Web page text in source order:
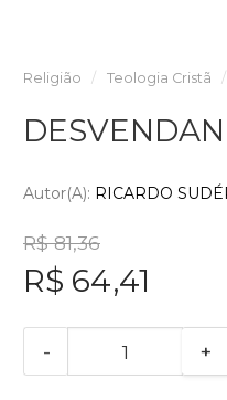
Religião Teologia Cristã
Autor(a): RICARDO
R$ 81,36
R$ 64,41
- +